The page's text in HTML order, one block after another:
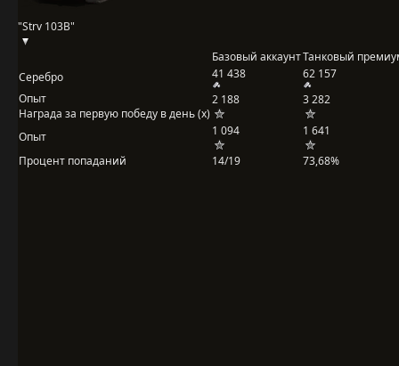
"Strv 103B"
Базовый аккаунтТанковый
Серебро
41 438
62 157
Опыт
Награда за первую победу в день (x)
2 188 3 282
Опыт 1 094
1 641
Процент попаданий
14/19 73,68%